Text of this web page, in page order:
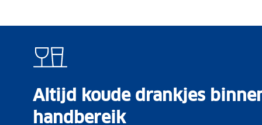
Altijd koude drankjes
handbereik